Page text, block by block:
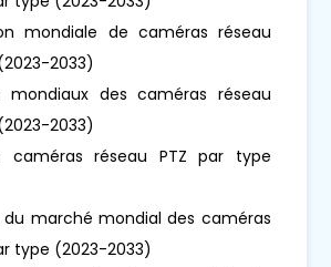
mondiale de caméras réseau
2033)
mondiaux des caméras réseau
2033)
caméras réseau PTZ par type
du marché mondial des caméras
type (2023-2033)